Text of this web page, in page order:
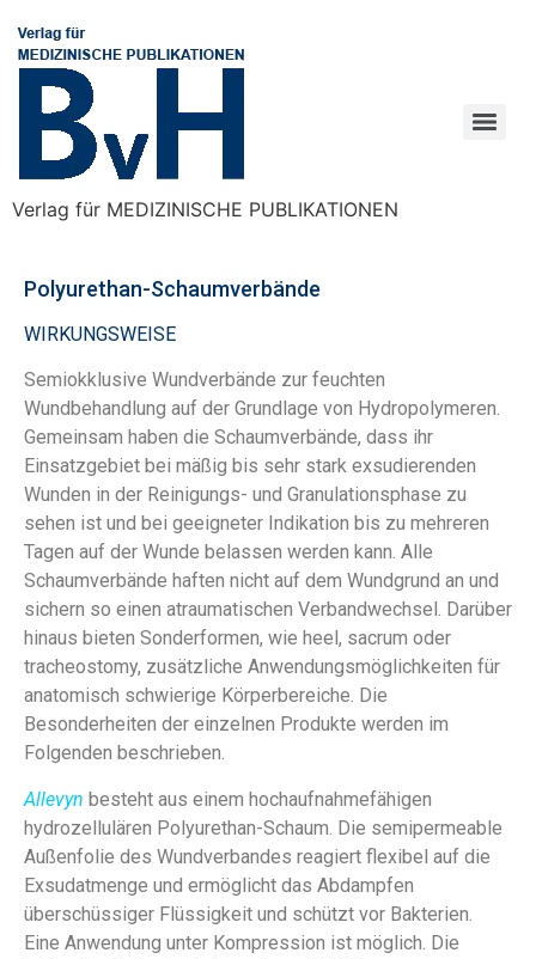
Verlag für MEDIZINISCHE PUBLIKATIONEN
Polyurethan-Schaumverbände
WIRKUNGSWEISE
Semiokklusive Wundverbände zur feuchten
Wundbehandlung auf der Grundlage von Hydropolymeren.
Gemeinsam haben die Schaumverbände, dass ihr
Einsatzgebiet bei mäßig bis sehr stark exsudierenden
Wunden in der Reinigungs- und Granulationsphase zu
sehen ist und bei geeigneter Indikation bis zu mehreren
Tagen auf der Wunde belassen werden kann. Alle
Schaumverbände haften nicht auf dem Wundgrund an und
sichern so einen atraumatischen Verbandwechsel. Darüber
hinaus bieten Sonderformen, wie heel, sacrum oder
tracheostomy, zusätzliche Anwendungsmöglichkeiten für
anatomisch schwierige Körperbereiche. Die
Besonderheiten der einzelnen Produkte werden im
Folgenden beschrieben.
Allevyn besteht aus einem hochaufnahmefähigen
hydrozellulären Polyurethan-Schaum. Die semipermeable
Außenfolie des Wundverbandes reagiert flexibel auf die
Exsudatmenge und ermöglicht das Abdampfen
überschüssiger Flüssigkeit und schützt vor Bakterien.
Eine Anwendung unter Kompression ist möglich. Die